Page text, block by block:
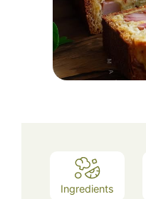
Ingredients